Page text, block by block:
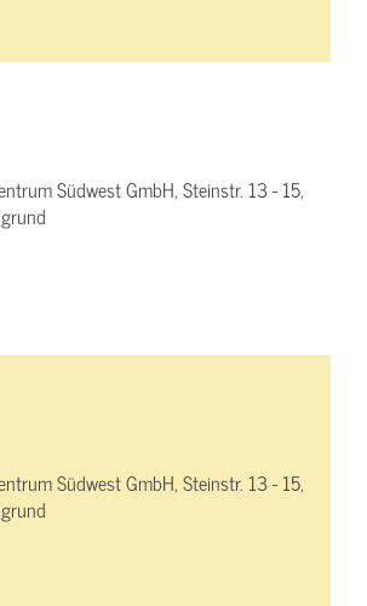
Südwest GmbH, Steinstr. 13 - 15,
Südwest GmbH, Steinstr. 13 - 15,